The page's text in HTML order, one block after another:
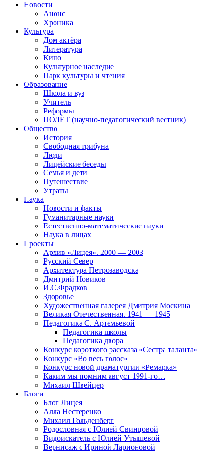
Новости
Анонс
Хроника
Культура
Дом актёра
Литература
Кино
Культурное наследие
Парк культуры и чтения
Образование
Школа и вуз
Учитель
Реформы
ПОЛЁТ (научно-педагогический вестник)
Общество
История
Свободная трибуна
Люди
Лицейские беседы
Семья и дети
Путешествие
Утраты
Наука
Новости и факты
Гуманитарные науки
Естественно-математические науки
Наука в лицах
Проекты
Архив «Лицея». 2000 — 2003
Русский Север
Архитектура Петрозаводска
Дмитрий Новиков
И.С.Фрадков
Здоровье
Художественная галерея Дмитрия Москина
Великая Отечественная. 1941 — 1945
Педагогика С. Артемьевой
Педагогика школы
Педагогика двора
Конкурс короткого рассказа «Сестра таланта»
Конкурс «Во весь голос»
Конкурс новой драматургии «Ремарка»
Каким мы помним август 1991-го…
Михаил Швейцер
Блоги
Блог Лицея
Алла Нестеренко
Михаил Гольденберг
Родословная с Юлией Свинцовой
Видоискатель с Юлией Утышевой
Вернисаж с Ириной Ларионовой